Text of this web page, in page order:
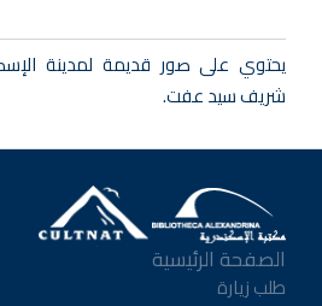
يحتوي على صور قديمة لمدينة
شريف سيد عفت.
الصفحة الرئيسية
طلب زيارة